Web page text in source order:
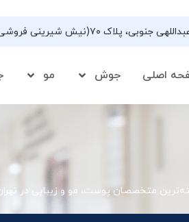
فروشی نیشکر)، واحد ۳۳ ، طبقه ۵
اصلی جوش مو
متخصصان پوست، مو و زیبایی در